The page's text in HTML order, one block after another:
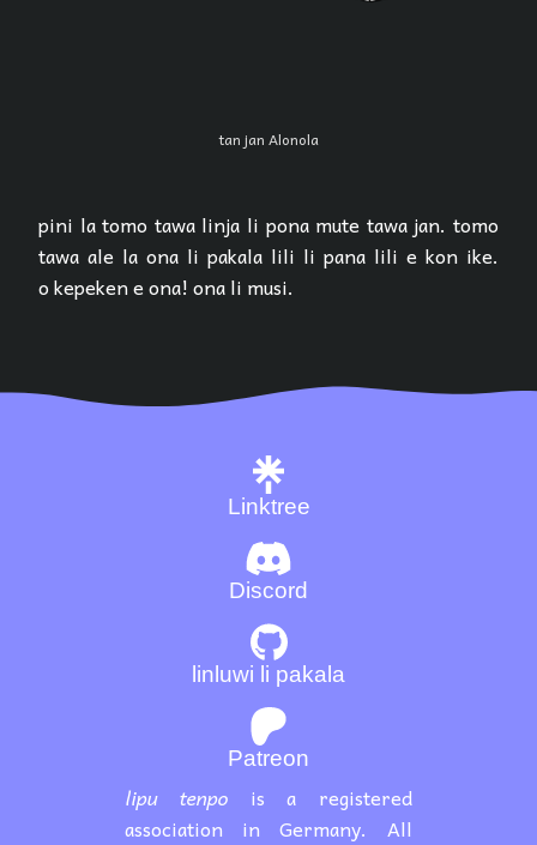
tan jan Alonola
pini la tomo tawa linja li pona mute tawa jan. tomo
tawa ale la ona li pakala lili li pana lili e kon ike.
o kepeken e ona! ona li musi.
Discord
Linktree
Patreon
linluwi li pakala
lipu tenpo is a registered
association in Germany. All